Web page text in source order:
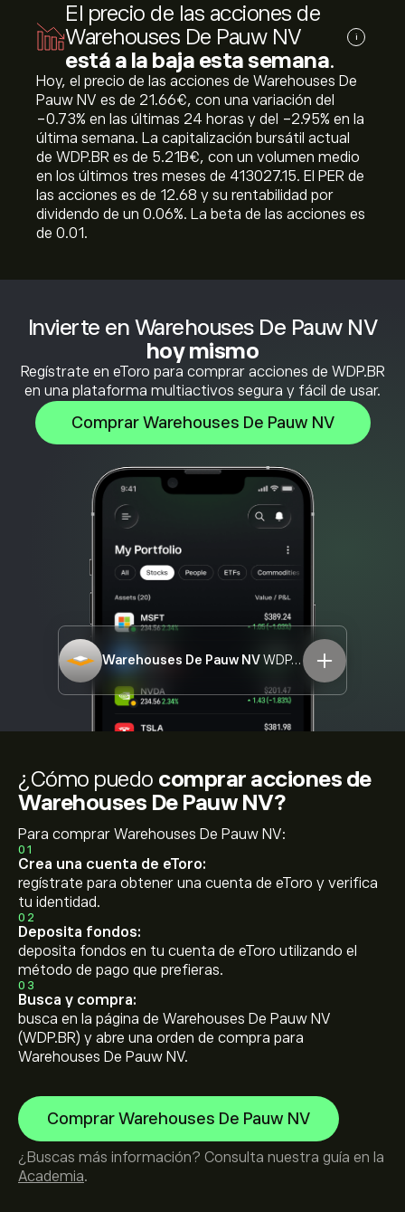
Invierte en Warehouses De Pauw NV
hoy mismo
Regístrate en eToro para comprar acciones de WDP.BR
en una plataforma multiactivos segura y fácil de usar.
Comprar Warehouses De Pauw NV
Warehouses De Pauw NVWDP.BR
El precio de las acciones de
Warehouses De Pauw NV
está a la baja esta semana.
i
Hoy, el precio de las acciones de Warehouses De
Pauw NV es de 21.66‎€‎, con una variación del
‎-0.73‎% en las últimas 24 horas y del ‎-2.95‎% en la
última semana. La capitalización bursátil actual
de WDP.BR es de 5.21B‎€‎, con un volumen medio
en los últimos tres meses de 413027.15. El PER de
las acciones es de 12.68 y su rentabilidad por
dividendo de un 0.06%. La beta de las acciones es
de 0.01.
¿Cómo puedo comprar acciones de
Warehouses De Pauw NV?
Para comprar Warehouses De Pauw NV:
01
Crea una cuenta de eToro:
regístrate para obtener una cuenta de eToro y verifica
tu identidad.
02
Deposita fondos:
deposita fondos en tu cuenta de eToro utilizando el
método de pago que prefieras.
03
Busca y compra:
busca en la página de Warehouses De Pauw NV
(WDP.BR) y abre una orden de compra para
Warehouses De Pauw NV.
Comprar Warehouses De Pauw NV
¿Buscas más información? Consulta nuestra guía en la
Academia.